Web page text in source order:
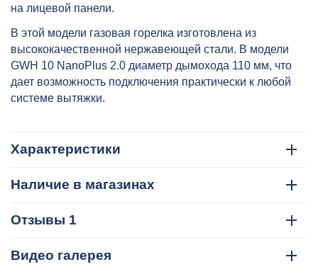
на лицевой панели.
В этой модели газовая горелка изготовлена из
высококачественной нержавеющей стали. В модели
GWH 10 NanoPlus 2.0 диаметр дымохода 110 мм, что
дает возможность подключения практически к любой
системе вытяжки.
Характеристики
Наличие в магазинах
Отзывы 1
Видео галерея